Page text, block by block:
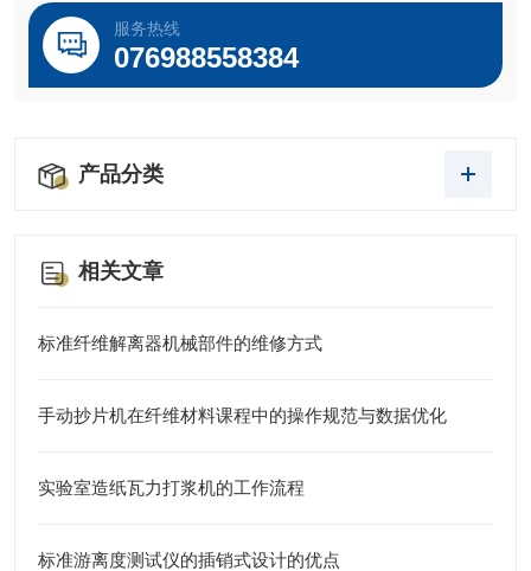
服务热线
076988558384
产品分类
相关文章
标准纤维解离器机械部件的维修方式
手动抄片机在纤维材料课程中的操作规范与数据优化
实验室造纸瓦力打浆机的工作流程
标准游离度测试仪的插销式设计的优点